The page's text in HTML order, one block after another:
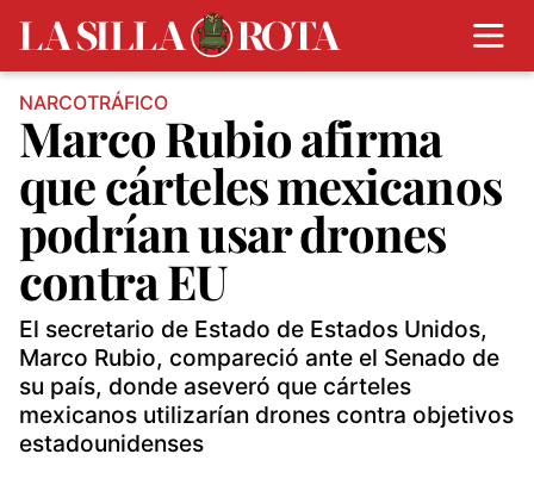
NARCOTRÁFICO
Marco Rubio afirma
que cárteles mexicanos
podrían usar drones
contra EU
El secretario de Estado de Estados Unidos,
Marco Rubio, compareció ante el Senado de
su país, donde aseveró que cárteles
mexicanos utilizarían drones contra objetivos
estadounidenses